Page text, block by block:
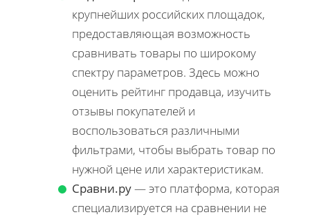
крупнейших российских площадок,
предоставляющая возможность
сравнивать товары по широкому
спектру параметров. Здесь можно
оценить рейтинг продавца, изучить
отзывы покупателей и
воспользоваться различными
фильтрами, чтобы выбрать товар по
нужной цене или характеристикам.
Сравни.ру— это платформа, которая
специализируется на сравнении не